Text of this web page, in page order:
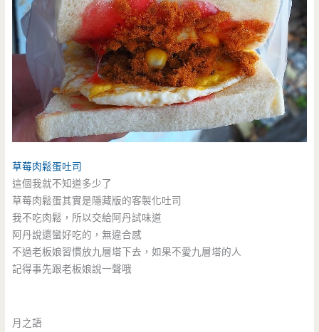
草莓肉鬆蛋吐司
這個我就不知道多少了
草莓肉鬆蛋其實是隱藏版的客製化吐司
我不吃肉鬆，所以交給阿丹試味道
阿丹說還蠻好吃的，無違合感
不過老板娘習慣放九層塔下去，如果不愛九層塔的人
記得事先跟老板娘說一聲哦
月之語